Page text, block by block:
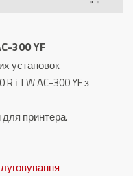
300 YF
установок
і TW AC-300 YF з
для принтера.